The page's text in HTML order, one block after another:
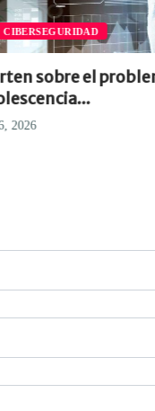
CIBERSEGURIDAD
sobre el
2026